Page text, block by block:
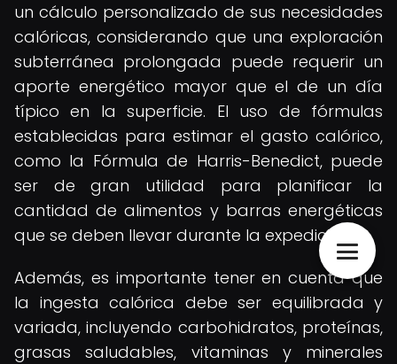
un cálculo personalizado de sus necesidades
calóricas, considerando que una exploración
subterránea prolongada puede requerir un
aporte energético mayor que el de un día
típico en la superficie. El uso de fórmulas
establecidas para estimar el gasto calórico,
como la Fórmula de Harris-Benedict, puede
ser de gran utilidad para planificar la
cantidad de alimentos y barras energéticas
que se deben llevar durante la expedición.
Además, es importante tener en cuenta que
la ingesta calórica debe ser equilibrada y
variada, incluyendo carbohidratos, proteínas,
grasas saludables, vitaminas y minerales